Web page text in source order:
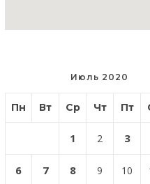
Июль 2020
Пн Вт Ср Чт Пт
1 2 3
6 7 8 9 10